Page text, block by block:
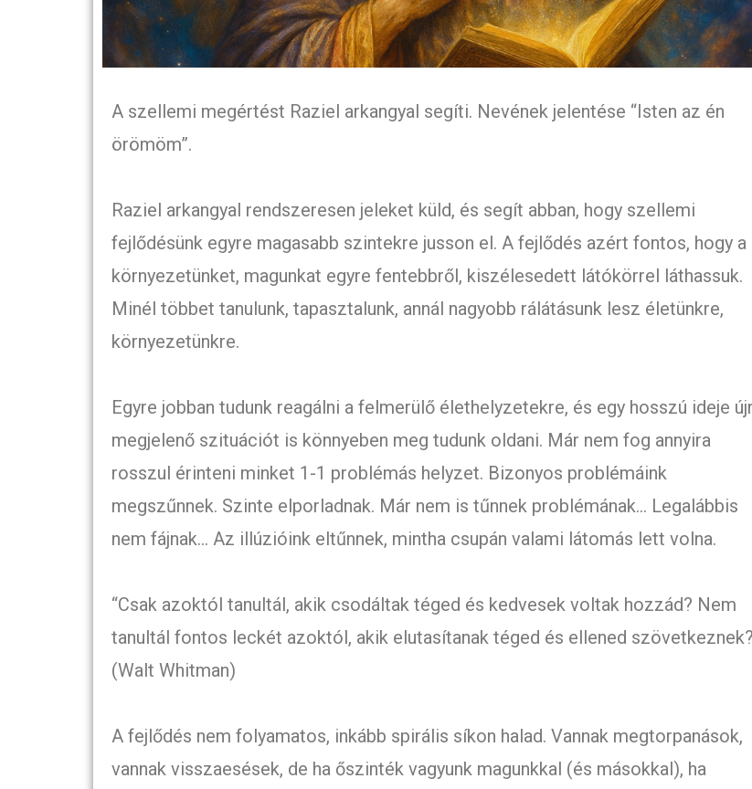
A szellemi megértést Raziel arkangyal segíti. Nevének jelentése “Isten az én
örömöm”.
Raziel arkangyal rendszeresen jeleket küld, és segít abban, hogy szellemi
fejlődésünk egyre magasabb szintekre jusson el. A fejlődés azért fontos, hogy a
környezetünket, magunkat egyre fentebbről, kiszélesedett látókörrel láthassuk.
Minél többet tanulunk, tapasztalunk, annál nagyobb rálátásunk lesz életünkre,
környezetünkre.
Egyre jobban tudunk reagálni a felmerülő élethelyzetekre, és egy hosszú ideje
megjelenő szituációt is könnyeben meg tudunk oldani. Már nem fog annyira
rosszul érinteni minket 1-1 problémás helyzet. Bizonyos problémáink
megszűnnek. Szinte elporladnak. Már nem is tűnnek problémának… Legalábbis
nem fájnak… Az illúzióink eltűnnek, mintha csupán valami látomás lett volna.
“Csak azoktól tanultál, akik csodáltak téged és kedvesek voltak hozzád? Nem
tanultál fontos leckét azoktól, akik elutasítanak téged és ellened
(Walt Whitman)
A fejlődés nem folyamatos, inkább spirális síkon halad. Vannak megtorpanások,
vannak visszaesések, de ha őszinték vagyunk magunkkal (és másokkal), ha